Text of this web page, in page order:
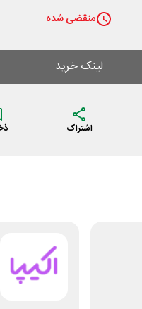
منقضی شده
لینک خرید
اشتراک